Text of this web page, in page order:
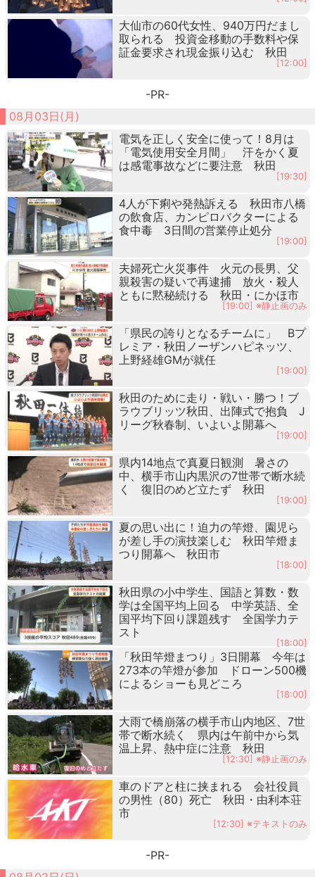
大仙市の60代女性、940万円だまし
取られる 投資金移動の手数料や保
証金要求され現金振り込む 秋田
[12:00]
-PR-
08月03日(月)
電気を正しく安全に使って！8月は
「電気使用安全月間」 汗をかく夏
は感電事故などに要注意 秋田
[19:30]
4人が下痢や発熱訴える 秋田市八橋
の飲食店、カンピロバクターによる
食中毒 3日間の営業停止処分
[19:00]
夫婦死亡火災事件 火元の長男、父
親殺害の疑いで再逮捕 放火・殺人
ともに黙秘続ける 秋田・にかほ市
[19:00] ※静止画のみ
「県民の誇りとなるチームに」 Bプ
レミア・秋田ノーザンハピネッツ、
上野経雄GMが就任
[19:00]
秋田のために走り・戦い・勝つ！ブ
ラウブリッツ秋田、出陣式で抱負 J
リーグ秋春制、いよいよ開幕へ
[19:00]
県内14地点で真夏日観測 暑さの
中、横手市山内黒沢の7世帯で断水続
く 復旧のめど立たず 秋田
[19:00]
夏の思い出に！迫力の竿燈、園児ら
が差し手の演技楽しむ 秋田竿燈ま
つり開幕へ 秋田市
[18:00]
秋田県の小中学生、国語と算数・数
学は全国平均上回る 中学英語、全
国平均下回り課題残す 全国学力テ
スト
[18:00]
「秋田竿燈まつり」3日開幕 今年は
273本の竿燈が参加 ドローン500機
によるショーも見どころ
[18:00]
大雨で橋崩落の横手市山内地区、7世
帯で断水続く 県内は午前中から気
温上昇、熱中症に注意 秋田
[12:30] ※静止画のみ
車のドアと柱に挟まれる 会社役員
の男性（80）死亡 秋田・由利本荘
市
[12:30] ※テキストのみ
-PR-